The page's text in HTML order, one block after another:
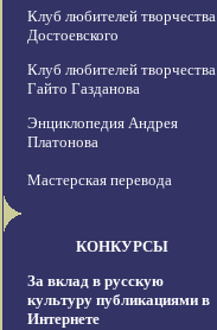
Клуб любителей творчества
Достоевского
Клуб любителей творчества
Гайто Газданова
Энциклопедия Андрея
Платонова
Мастерская перевода
КОНКУРСЫ
За вклад в русскую
культуру публикациями в
Интернете